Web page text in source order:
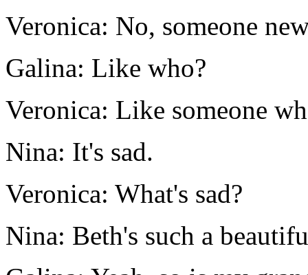
Veronica: No, someone
Galina: Like who?
Veronica: Like someone
Nina: It's sad.
Veronica: What's sad?
Nina: Beth's such a